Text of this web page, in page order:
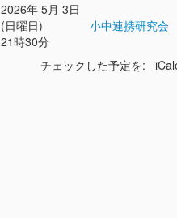
2026年 5月 3日
(日曜日)
21時30分
小中連携研究会
チェックした予定を: